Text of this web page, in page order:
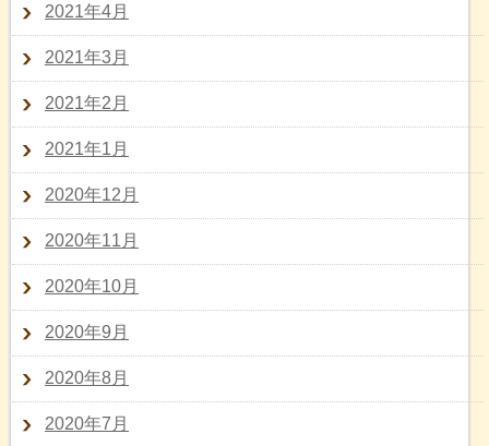
2021年4月
2021年3月
2021年2月
2021年1月
2020年12月
2020年11月
2020年10月
2020年9月
2020年8月
2020年7月